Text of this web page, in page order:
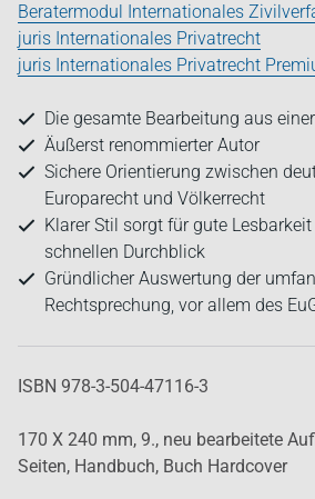
Beratermodul Internationales
juris Internationales Privatrecht
juris Internationales Privatrecht
Die gesamte Bearbeitung aus
Äußerst renommierter Autor
Sichere Orientierung zwischen
Europarecht und Völkerrecht
Klarer Stil sorgt für gute
schnellen Durchblick
Gründlicher Auswertung der
Rechtsprechung, vor allem des
ISBN 978-3-504-47116-3
170 X 240 mm, 9., neu bearbeitete
Seiten, Handbuch, Buch Hardcover